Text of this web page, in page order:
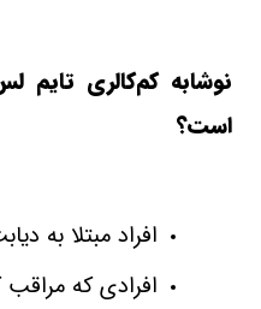
نوشابه کم‌کالری تایم
است؟
افراد مبتلا به
افرادی که